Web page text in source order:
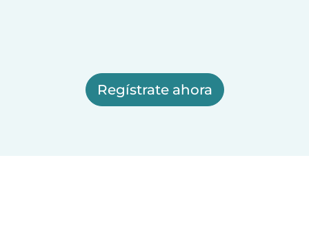
Regístrate ahora